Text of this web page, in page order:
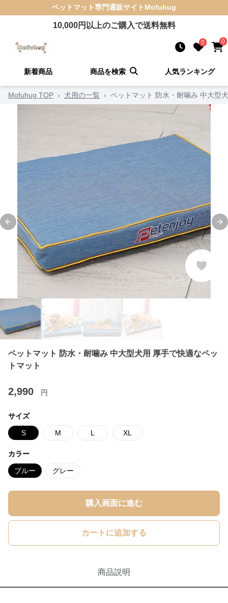
ペットマット専門通販サイト Mofuhug
10,000円以上のご購入で送料無料
0 0
新着商品 商品を検索 人気ランキング
Mofuhug TOP › 犬用の一覧 › ペットマット 防水・耐噛み 中大型
Previous slide
ペットマット 防水・耐噛み 中大型犬用 厚手で快適なペッ
トマット
2,990 円
サイズ
S M L XL
カラー
ブルー グレー
購入画面に進む
カートに追加する
商品説明